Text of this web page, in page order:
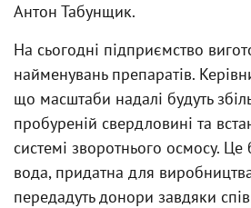
Антон Табунщик.
На сьогодні підприємство
найменувань препаратів.
що масштаби надалі будуть
пробуреній свердловині та
системі зворотнього осмосу. Це
вода, придатна для
передадуть донори завдяки